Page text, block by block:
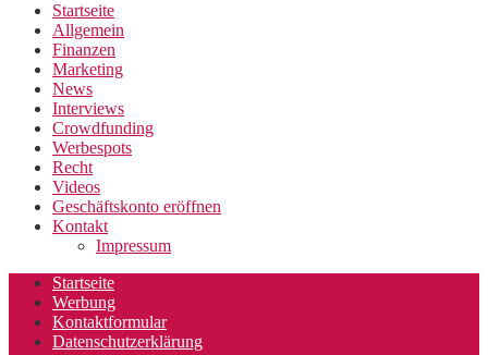
Startseite
Allgemein
Finanzen
Marketing
News
Interviews
Crowdfunding
Werbespots
Recht
Videos
Geschäftskonto eröffnen
Kontakt
Impressum
Startseite
Werbung
Kontaktformular
Datenschutzerklärung